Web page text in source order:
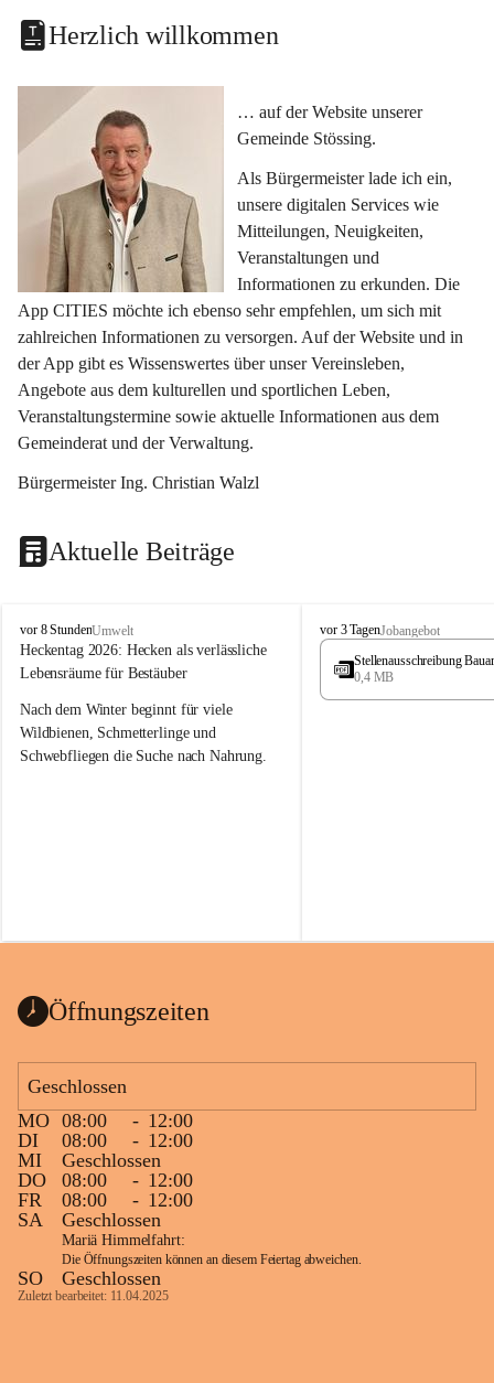
Herzlich willkommen
… auf der Website unserer
Gemeinde Stössing.
Als Bürgermeister lade ich ein,
unsere digitalen Services wie
Mitteilungen, Neuigkeiten,
Veranstaltungen und
Informationen zu erkunden. Die
App CITIES möchte ich ebenso sehr empfehlen, um sich mit
zahlreichen Informationen zu versorgen. Auf der Website und in
der App gibt es Wissenswertes über unser Vereinsleben,
Angebote aus dem kulturellen und sportlichen Leben,
Veranstaltungstermine sowie aktuelle Informationen aus dem
Gemeinderat und der Verwaltung.
Bürgermeister Ing. Christian Walzl
Aktuelle Beiträge
S
t
ö
s
i
n
vor 8 StundenUmwelt
Heckentag 2026: Hecken als verlässliche
Lebensräume für Bestäuber
Nach dem Winter beginnt für viele
Wildbienen, Schmetterlinge und
Schwebfliegen die Suche nach Nahrung.
können ab 1. September wieder heimische
Vielfalt in Gärten bringen und zugleich
Wie wichtig Hecken sind zeigt das
österreichweite Forschungsprojekt
„Heckenleben“ des Vereins Regionale
Gehölzvermehrung. Die Untersuchungen
machen deutlich, dass Bestäuber auf ein
möglichst durchgehendes
Nahrungsangebot angewiesen sind.
Heimische Hecken können
Versorgungslücken schließen, weil
unterschiedliche Gehölzarten zu
S
t
s
vor 3 TagenJobangebot
Stellenausschreibung
0,4 MB
Öffnungszeiten
Geschlossen
MO 08:00 - 12:00
DI
08:00 - 12:00
MI
Geschlossen
DO
08:00 - 12:00
FR
08:00 - 12:00
SA
Geschlossen
Mariä Himmelfahrt:
Die Öffnungszeiten können an diesem Feiertag abweichen.
SO Geschlossen
Zuletzt bearbeitet: 11.04.2025